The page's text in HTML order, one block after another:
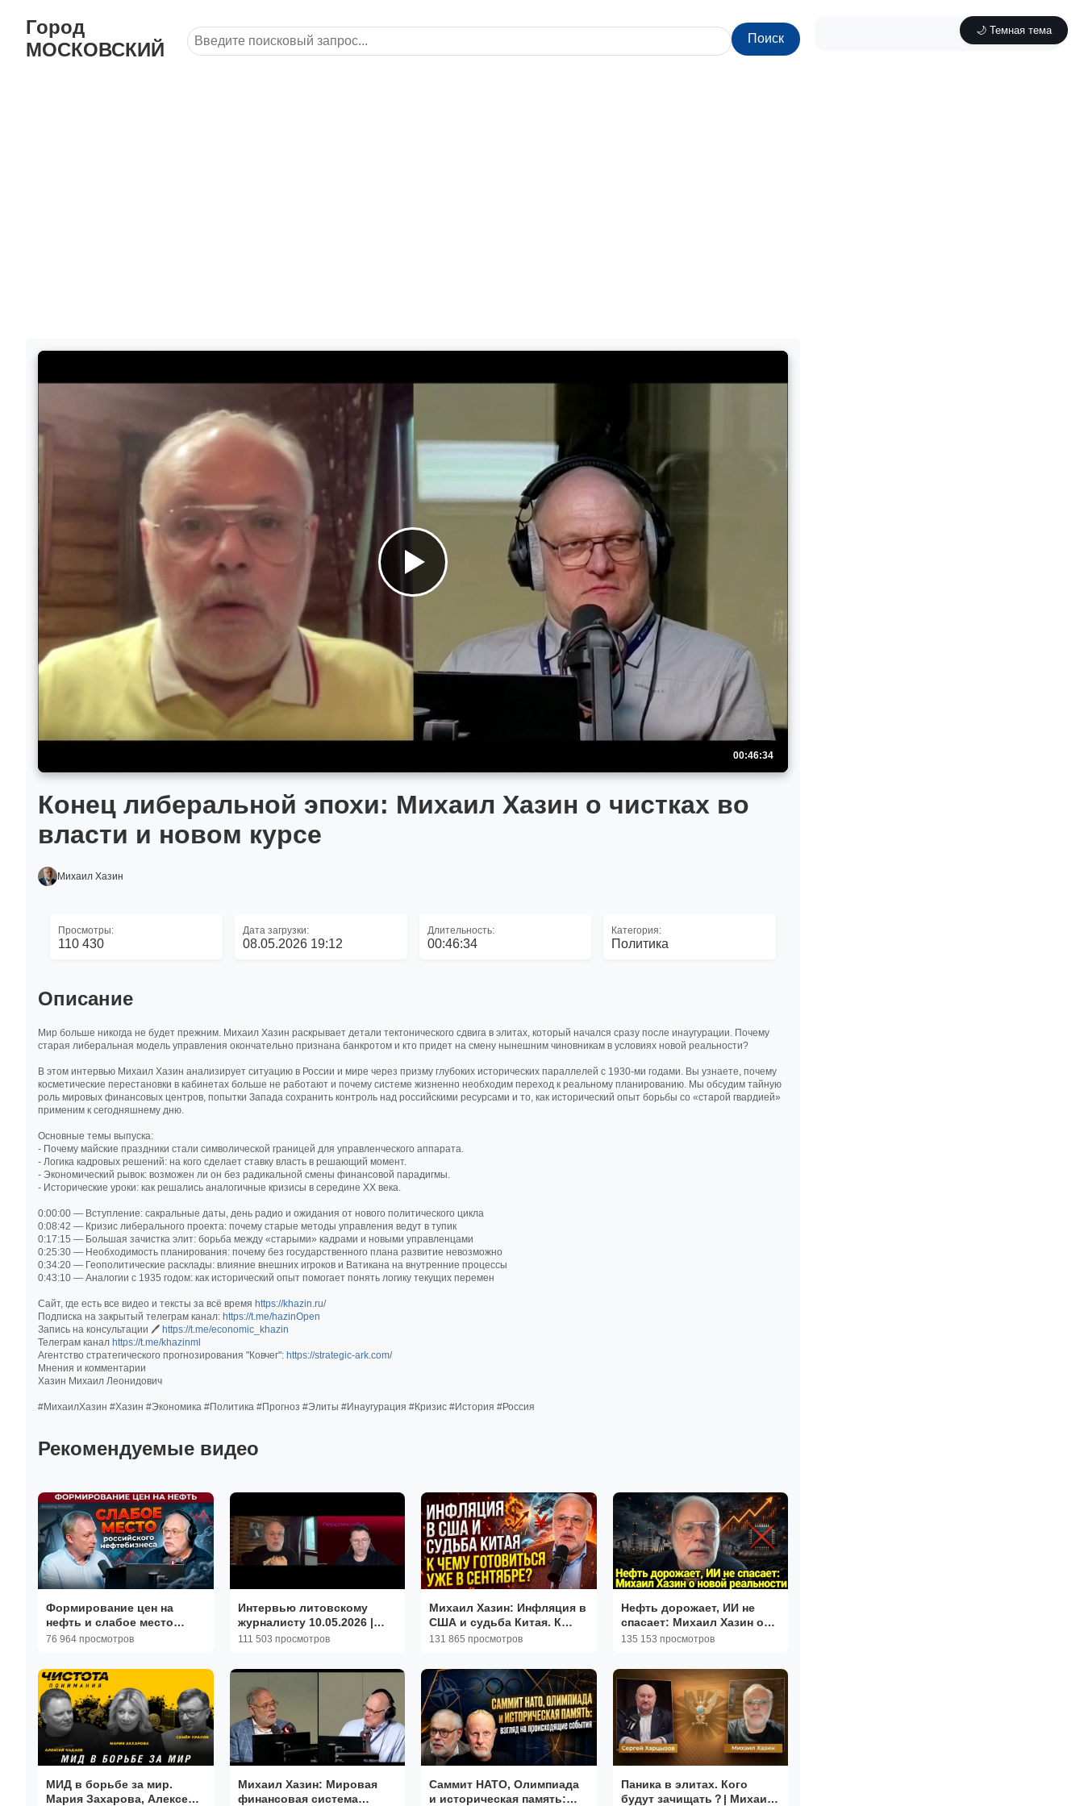
🌙 Темная тема
Город
МОСКОВСКИЙ
Поиск
00:46:34
Конец либеральной эпохи: Михаил Хазин о чистках во
власти и новом курсе
Михаил Хазин
Просмотры:
110 430
Дата загрузки:
08.05.2026 19:12
Длительность:
00:46:34
Категория:
Политика
Описание
Мир больше никогда не будет прежним. Михаил Хазин раскрывает детали тектонического сдвига в элитах, который начался сразу после инаугурации. Почему
старая либеральная модель управления окончательно признана банкротом и кто придет на смену нынешним чиновникам в условиях новой реальности?
В этом интервью Михаил Хазин анализирует ситуацию в России и мире через призму глубоких исторических параллелей с 1930-ми годами. Вы узнаете, почему
косметические перестановки в кабинетах больше не работают и почему системе жизненно необходим переход к реальному планированию. Мы обсудим тайную
роль мировых финансовых центров, попытки Запада сохранить контроль над российскими ресурсами и то, как исторический опыт борьбы со «старой гвардией»
применим к сегодняшнему дню.
Основные темы выпуска:
- Почему майские праздники стали символической границей для управленческого аппарата.
- Логика кадровых решений: на кого сделает ставку власть в решающий момент.
- Экономический рывок: возможен ли он без радикальной смены финансовой парадигмы.
- Исторические уроки: как решались аналогичные кризисы в середине XX века.
0:00:00 — Вступление: сакральные даты, день радио и ожидания от нового политического цикла
0:08:42 — Кризис либерального проекта: почему старые методы управления ведут в тупик
0:17:15 — Большая зачистка элит: борьба между «старыми» кадрами и новыми управленцами
0:25:30 — Необходимость планирования: почему без государственного плана развитие невозможно
0:34:20 — Геополитические расклады: влияние внешних игроков и Ватикана на внутренние процессы
0:43:10 — Аналогии с 1935 годом: как исторический опыт помогает понять логику текущих перемен
Сайт, где есть все видео и тексты за всё время https://khazin.ru/
Подписка на закрытый телеграм канал: https://t.me/hazinOpen
Запись на консультации 🖊 https://t.me/economic_khazin
Телеграм канал https://t.me/khazinml
Агентство стратегического прогнозирования "Ковчег": https://strategic-ark.com/
Мнения и комментарии
Хазин Михаил Леонидович
#МихаилХазин #Хазин #Экономика #Политика #Прогноз #Элиты #Инаугурация #Кризис #История #Россия
Рекомендуемые видео
Формирование цен на
нефть и слабое место
российского нефтебизнеса
76 964 просмотров
Интервью литовскому
журналисту 10.05.2026 |
Михаил Хазин и Айнис
111 503 просмотров
Михаил Хазин: Инфляция в
США и судьба Китая. К
чему готовиться уже в
131 865 просмотров
Нефть дорожает, ИИ не
спасает: Михаил Хазин о
новой реальности
135 153 просмотров
МИД в борьбе за мир.
Мария Захарова, Алексей
Михаил Хазин: Мировая
финансовая система
Саммит НАТО, Олимпиада
и историческая память:
Паника в элитах. Кого
будут зачищать？| Михаил